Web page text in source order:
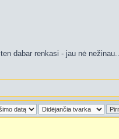
dabar renkasi - jau nė